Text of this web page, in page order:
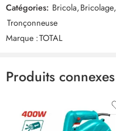
Commentaires
Il n'y a pas encore de critiques.
Catégories: Bricola,Bricolage,
Tronçonneuse
Marque :TOTAL
Produits connexes